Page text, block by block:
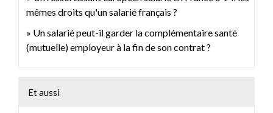
mêmes droits qu'un salarié français ?
Un salarié peut-il garder la complémentaire santé
(mutuelle) employeur à la fin de son contrat ?
Et aussi